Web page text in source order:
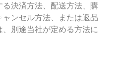
決済方法、配送方法、購
ャンセル方法、または返品
別途当社が定める方法に